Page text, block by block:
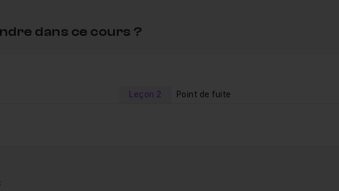
vos connaissances en fin d'exercice
ma formation complète sur la retouche photo
dans ce cours ?
Leçon 2 Point de fuite